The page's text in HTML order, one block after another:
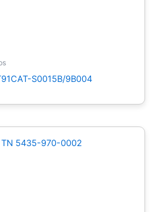
S0015B/9B004